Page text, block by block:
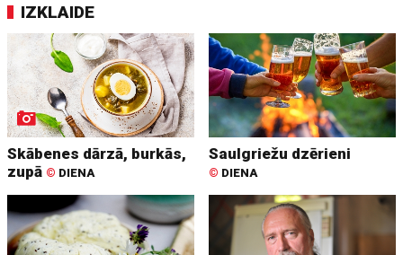
IZKLAIDE
Skābenes dārzā, burkās,
zupā © DIENA
Saulgriežu dzērieni
© DIENA